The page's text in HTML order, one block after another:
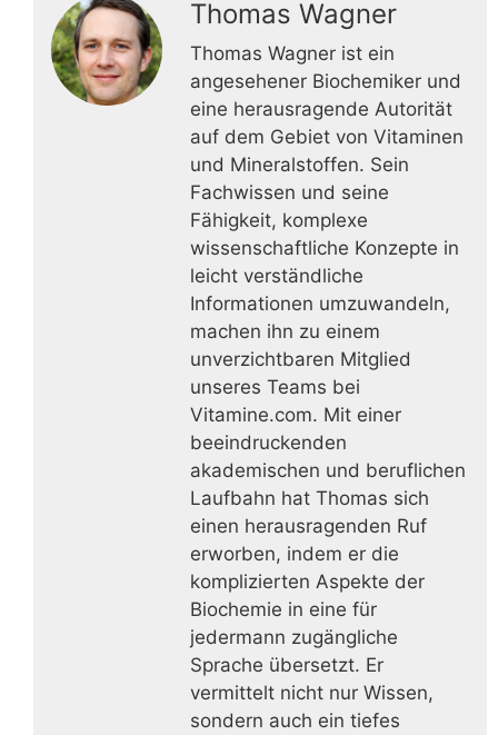
Thomas Wagner
Thomas Wagner ist ein
angesehener Biochemiker und
eine herausragende Autorität
auf dem Gebiet von Vitaminen
und Mineralstoffen. Sein
Fachwissen und seine
Fähigkeit, komplexe
wissenschaftliche Konzepte in
leicht verständliche
Informationen umzuwandeln,
machen ihn zu einem
unverzichtbaren Mitglied
unseres Teams bei
Vitamine.com. Mit einer
beeindruckenden
akademischen und beruflichen
Laufbahn hat Thomas sich
einen herausragenden Ruf
erworben, indem er die
komplizierten Aspekte der
Biochemie in eine für
jedermann zugängliche
Sprache übersetzt. Er
vermittelt nicht nur Wissen,
sondern auch ein tiefes